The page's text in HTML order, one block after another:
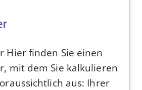
Hier finden Sie einen
mit dem Sie kalkulieren
aus: Ihrer